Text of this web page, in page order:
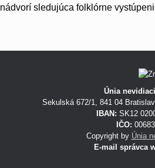
Únia
Sekulská 672/1, 841 04
IBAN: SK12
IČO:
Copyright by Únia
E-mail správca